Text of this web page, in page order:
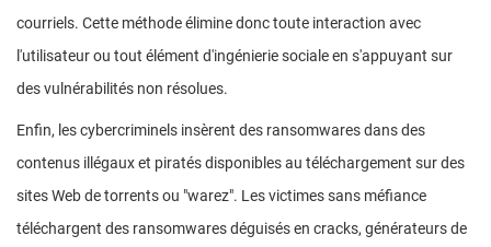
courriels. Cette méthode élimine donc toute interaction avec
l'utilisateur ou tout élément d'ingénierie sociale en s'appuyant sur
des vulnérabilités non résolues.
Enfin, les cybercriminels insèrent des ransomwares dans des
contenus illégaux et piratés disponibles au téléchargement sur des
sites Web de torrents ou "warez". Les victimes sans méfiance
téléchargent des ransomwares déguisés en cracks, générateurs de